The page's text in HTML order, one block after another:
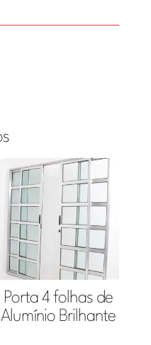
Porta 4 folhas de
Alumínio Brilhante